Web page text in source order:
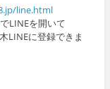
line.html
LINEを開いて
LINEに登録できま